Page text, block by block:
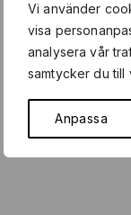
Vi använder
visa
analysera vår
samtycker du till
Anpassa